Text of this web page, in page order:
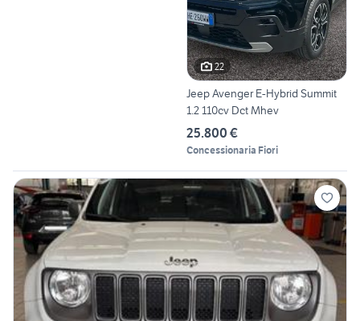
22
Jeep Avenger E-Hybrid Summit
1.2 110cv Dct Mhev
25.800 €
Concessionaria Fiori